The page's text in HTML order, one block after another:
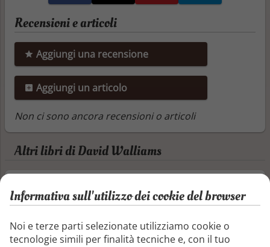
Recensioni e articoli
Aggiungi una recensione
Aggiungi un articolo
Non ci sono ancora recensioni o articoli
Altri libri di David Walliams
Ultime notizie! Leggete tutti! UN MOSTRO
Londra 1899 . Quando sente parlare di un
Mostro di Ghiaccio, un mammut appena
Informativa sull'utilizzo dei cookie del browser
Noi e terze parti selezionate utilizziamo cookie o
tecnologie simili per finalità tecniche e, con il tuo